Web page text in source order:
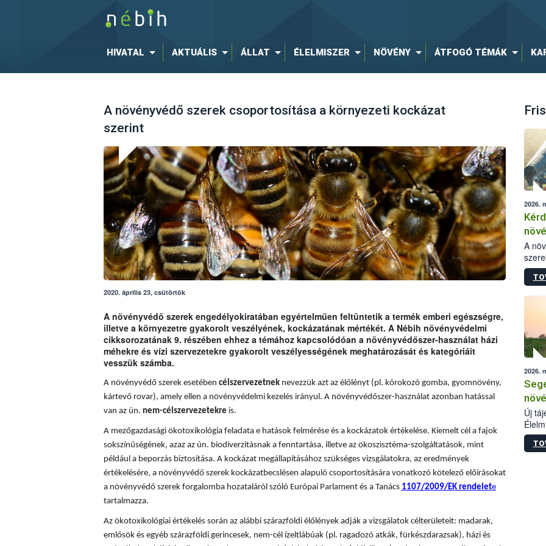
HIVATAL AKTUÁLIS ÁLLAT ÉLELMISZER NÖVÉNY ÁTFOGÓ TÉMÁK
A növényvédő szerek csoportosítása a környezeti kockázat
szerint
2020. április 23, csütörtök
A növényvédő szerek engedélyokiratában egyértelműen feltüntetik a termék emberi egészségre,
illetve a környezetre gyakorolt veszélyének, kockázatának mértékét. A Nébih növényvédelmi
cikksorozatának 9. részében ehhez a témához kapcsolódóan a növényvédőszer-használat házi
méhekre és vízi szervezetekre gyakorolt veszélyességének meghatározását és kategóriáit
vesszük számba.
A növényvédő szerek esetében célszervezetneknevezzük azt az élőlényt (pl. kórokozó gomba, gyomnövény,
kártevő rovar), amely ellen a növényvédelmi kezelés irányul. A növényvédőszer-használat azonban hatással
van az ún. nem-célszervezetekre is.
A mezőgazdasági ökotoxikológia feladata e hatások felmérése és a kockázatok értékelése. Kiemelt cél a fajok
sokszínűségének, azaz az ún. biodiverzitásnak a fenntartása, illetve az ökoszisztéma-szolgáltatások, mint
például a beporzás biztosítása. A kockázat megállapításához szükséges vizsgálatokra, az eredmények
értékelésére, a növényvédő szerek kockázatbecslésen alapuló csoportosítására vonatkozó kötelező előírásokat
a növényvédő szerek forgalomba hozataláról szóló Európai Parlament és a Tanács 1107/2009/EK rendelete
tartalmazza.
Az ökotoxikológiai értékelés során az alábbi szárazföldi élőlények adják a vizsgálatok célterületeit: madarak,
emlősök és egyéb szárazföldi gerincesek, nem-cél ízeltlábúak (pl. ragadozó atkák, fürkészdarazsak), házi és
2026.
A
kis
2026.
Új